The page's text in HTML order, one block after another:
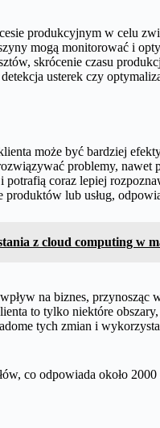
produkcyjnym w celu
mogą monitorować i
skrócenie czasu
usterek czy
może być bardziej
problemy, nawet
potrafią coraz lepiej
produktów lub usług,
z cloud computing w
na biznes,
to tylko niektóre
tych zmian i
co odpowiada około